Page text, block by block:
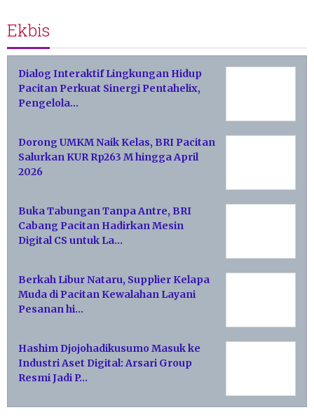
Ekbis
Dialog Interaktif Lingkungan Hidup
Pacitan Perkuat Sinergi Pentahelix,
Pengelola…
Dorong UMKM Naik Kelas, BRI Pacitan
Salurkan KUR Rp263 M hingga April
2026
Buka Tabungan Tanpa Antre, BRI
Cabang Pacitan Hadirkan Mesin
Digital CS untuk La…
Berkah Libur Nataru, Supplier Kelapa
Muda di Pacitan Kewalahan Layani
Pesanan hi…
Hashim Djojohadikusumo Masuk ke
Industri Aset Digital: Arsari Group
Resmi Jadi P…